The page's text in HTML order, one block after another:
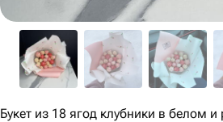
Букет из 18 ягод клубники в белом